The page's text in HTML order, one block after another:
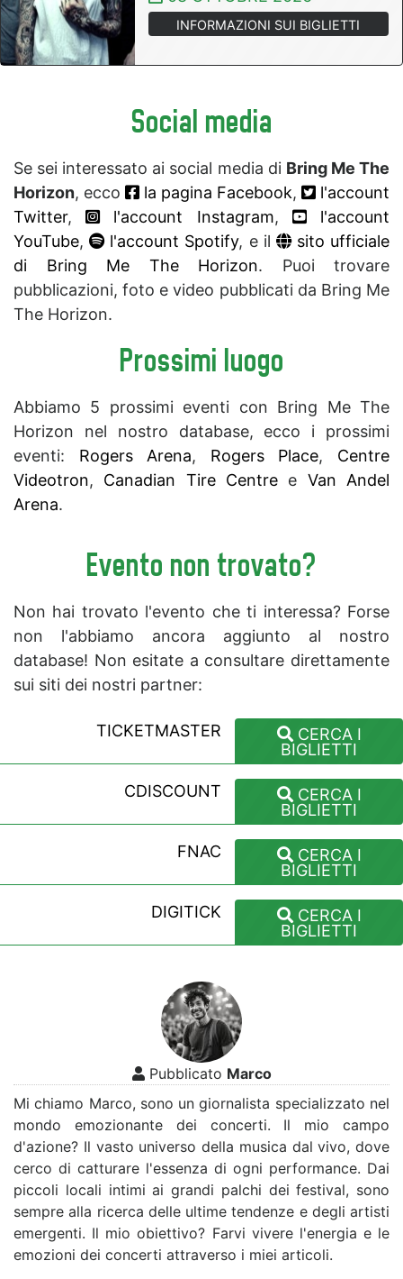
INFORMAZIONI SUI BIGLIETTI
Social media
Se sei interessato ai social media di Bring Me The
Horizon, ecco la pagina Facebook,
l'account
Twitter, l'account Instagram,
l'account
YouTube, l'account Spotify, e il
sito ufficiale
di Bring Me The Horizon. Puoi trovare
pubblicazioni, foto e video pubblicati da Bring Me
The Horizon.
Prossimi luogo
Abbiamo 5 prossimi eventi con Bring Me The
Horizon nel nostro database, ecco i prossimi
eventi: Rogers Arena, Rogers Place, Centre
Videotron, Canadian Tire Centre e Van Andel
Arena.
Evento non trovato?
Non hai trovato l'evento che ti interessa? Forse
non l'abbiamo ancora aggiunto al nostro
database! Non esitate a consultare direttamente
sui siti dei nostri partner:
TICKETMASTER
CERCA I
BIGLIETTI
CDISCOUNT
CERCA I
BIGLIETTI
FNAC
CERCA I
BIGLIETTI
DIGITICK
CERCA I
BIGLIETTI
Pubblicato Marco
Mi chiamo Marco, sono un giornalista specializzato nel
mondo emozionante dei concerti. Il mio campo
d'azione? Il vasto universo della musica dal vivo, dove
cerco di catturare l'essenza di ogni performance. Dai
piccoli locali intimi ai grandi palchi dei festival, sono
sempre alla ricerca delle ultime tendenze e degli artisti
emergenti. Il mio obiettivo? Farvi vivere l'energia e le
emozioni dei concerti attraverso i miei articoli.